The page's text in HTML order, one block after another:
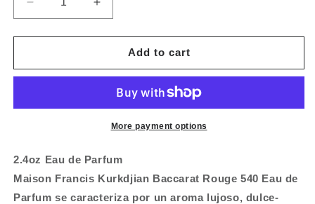
Decrease
quantity
for
Rouge
de
Maison
Kurkdjian
Increase
quantity
for
Baccarat
Rouge
Eau
de
Parfum
Maison
Kurkdjian
Add to cart
More payment options
2.4oz Eau de Parfum
Maison Francis Kurkdjian Baccarat Rouge 540 Eau de
Parfum se caracteriza por un aroma lujoso, dulce-